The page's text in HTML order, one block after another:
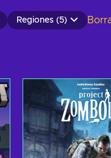
Regiones (5)